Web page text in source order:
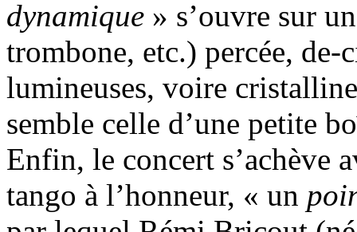
dynamique » s’ouvre sur
trombone, etc.) percée, de-
lumineuses, voire
semble celle d’une petite
Enfin, le concert s’achève
tango à l’honneur, « un